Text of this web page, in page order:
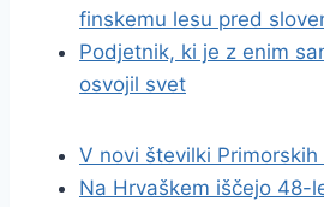
finskemu lesu pred
Podjetnik, ki je z enim
osvojil svet
V novi številki
Na Hrvaškem iščejo 48-